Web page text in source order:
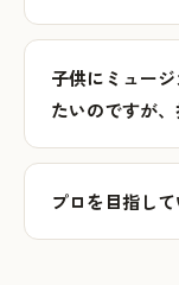
子供にミュー
たいのですが
プロを目指し